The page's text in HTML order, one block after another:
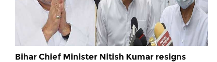
Bihar Chief Minister Nitish Kumar resigns